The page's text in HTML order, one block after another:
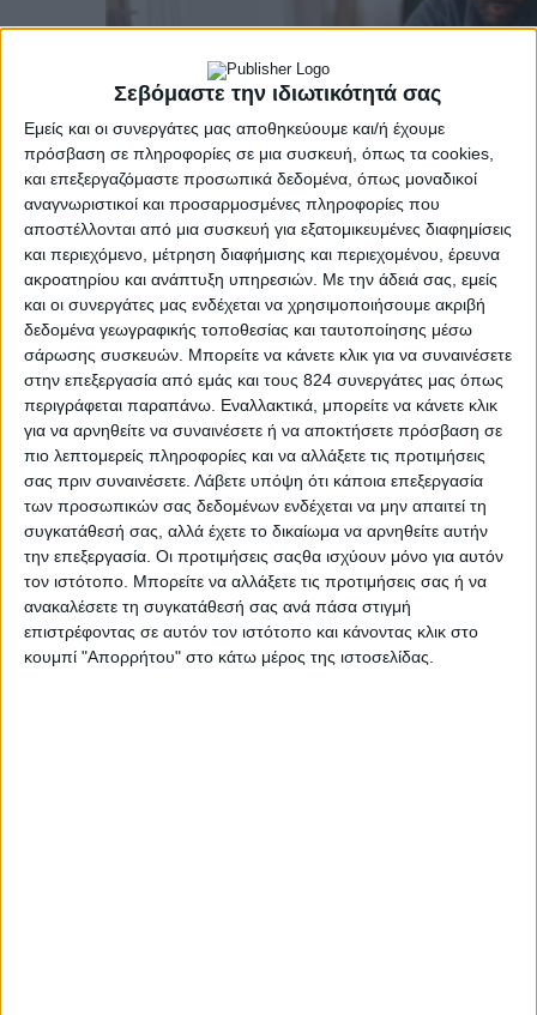
Σεβόμαστε την ιδιωτικότητά σας
Εμείς και οι συνεργάτες μας αποθηκεύουμε και/ή έχουμε
πρόσβαση σε πληροφορίες σε μια συσκευή, όπως τα cookies,
και επεξεργαζόμαστε προσωπικά δεδομένα, όπως μοναδικοί
αναγνωριστικοί και προσαρμοσμένες πληροφορίες που
αποστέλλονται από μια συσκευή για εξατομικευμένες διαφημίσεις
και περιεχόμενο, μέτρηση διαφήμισης και περιεχομένου, έρευνα
ακροατηρίου και ανάπτυξη υπηρεσιών. Με την άδειά σας, εμείς
και οι συνεργάτες μας ενδέχεται να χρησιμοποιήσουμε ακριβή
δεδομένα γεωγραφικής τοποθεσίας και ταυτοποίησης μέσω
σάρωσης συσκευών. Μπορείτε να κάνετε κλικ για να συναινέσετε
στην επεξεργασία από εμάς και τους 824 συνεργάτες μας όπως
περιγράφεται παραπάνω. Εναλλακτικά, μπορείτε να κάνετε κλικ
για να αρνηθείτε να συναινέσετε ή να αποκτήσετε πρόσβαση σε
πιο λεπτομερείς πληροφορίες και να αλλάξετε τις προτιμήσεις
σας πριν συναινέσετε. Λάβετε υπόψη ότι κάποια επεξεργασία
των προσωπικών σας δεδομένων ενδέχεται να μην απαιτεί τη
συγκατάθεσή σας, αλλά έχετε το δικαίωμα να αρνηθείτε αυτήν
την επεξεργασία. Οι προτιμήσεις σαςθα ισχύουν μόνο για αυτόν
τον ιστότοπο. Μπορείτε να αλλάξετε τις προτιμήσεις σας ή να
ανακαλέσετε τη συγκατάθεσή σας ανά πάσα στιγμή
επιστρέφοντας σε αυτόν τον ιστότοπο και κάνοντας κλικ στο
κουμπί "Απορρήτου" στο κάτω μέρος της ιστοσελίδας.
Υγεία, διατροφή & lifestyle
Διατροφή 2.0: τα τρόφιμα του μέλλοντος
18 Μάι